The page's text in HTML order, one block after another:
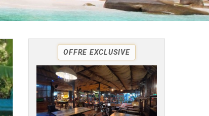
OFFRE EXCLUSIVE